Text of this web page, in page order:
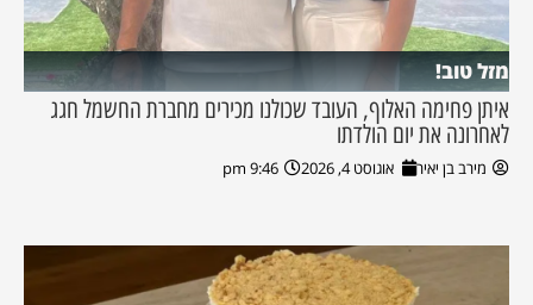
מזל טוב!
איתן פחימה האלוף, העובד שכולנו מכירים מחברת החשמל חגג
לאחרונה את יום הולדתו
מירב בן יאיר אוגוסט 4, 2026 9:46 pm